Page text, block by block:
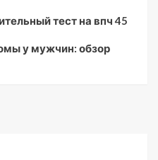
тест на впч 45
у мужчин: обзор